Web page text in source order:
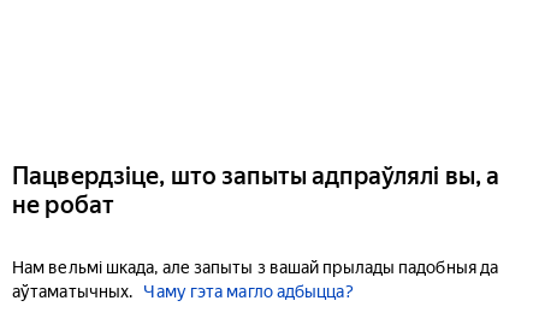
Пацвердзіце, што запыты адпраўлялі вы, а
не робат
Нам вельмі шкада, але запыты з вашай прылады падобныя да
аўтаматычных.
Чаму гэта магло адбыцца?